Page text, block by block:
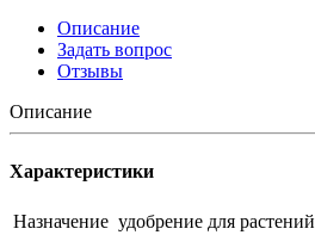
Описание
Задать вопрос
Отзывы
Описание
Характеристики
Назначение удобрение для растений